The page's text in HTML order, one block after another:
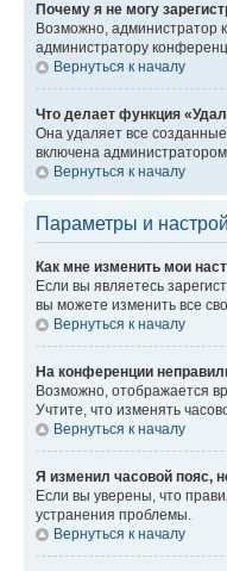
Почему я не могу
Возможно, администратор
администратору
Вернуться к началу
Что делает функция
Она удаляет все
включена
Вернуться к началу
Параметры и
Как мне изменить мои
Если вы являетесь
вы можете изменить все
Вернуться к началу
На конференции
Возможно, отображается
Учтите, что изменять
Вернуться к началу
Я изменил часовой пояс,
Если вы уверены, что
устранения проблемы.
Вернуться к началу